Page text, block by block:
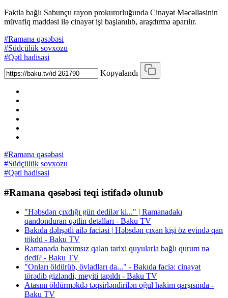
Faktla bağlı Sabunçu rayon prokurorluğunda Cinayət Məcəlləsinin
müvafiq maddəsi ilə cinayət işi başlanılıb, araşdırma aparılır.
#Ramana qəsəbəsi
#Südçülük sovxozu
#Qətl hadisəsi
Kopyalandı
#Ramana qəsəbəsi
#Südçülük sovxozu
#Qətl hadisəsi
#Ramana qəsəbəsi teqi istifadə olunub
"Həbsdən çıxdığı gün dedilər ki..." | Ramanadakı
qandonduran qətlin detalları - Baku TV
Bakıda dəhşətli ailə faciəsi | Həbsdən çıxan kişi öz evində qan
tökdü - Baku TV
Ramanada baxımsız qalan tarixi quyularla bağlı qurum nə
dedi? - Baku TV
"Onları öldürüb, övladları da..." - Bakıda faciə: cinayət
törədib gizləndi, meyiti tapıldı - Baku TV
Atasını öldürməkdə təqsirləndirilən oğul hakim qarşısında -
Baku TV